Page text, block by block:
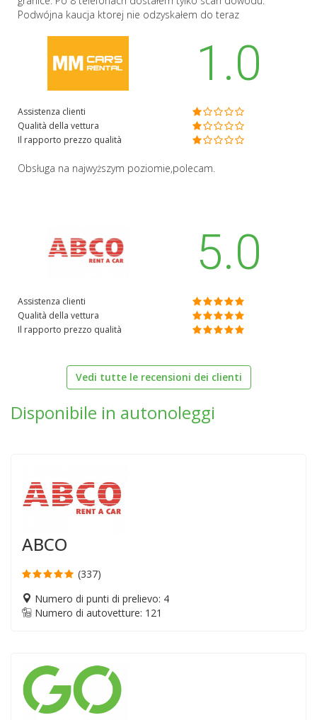
Podwójna kaucja ktorej nie odzyskałem do teraz
1.0
Assistenza clienti
Qualità della vettura
Il rapporto prezzo qualità
Obsługa na najwyższym poziomie,polecam.
5.0
Assistenza clienti
Qualità della vettura
Il rapporto prezzo qualità
Vedi tutte le recensioni dei clienti
Disponibile in autonoleggi
ABCO
(337)
Numero di punti di prelievo: 4
Numero di autovetture: 121